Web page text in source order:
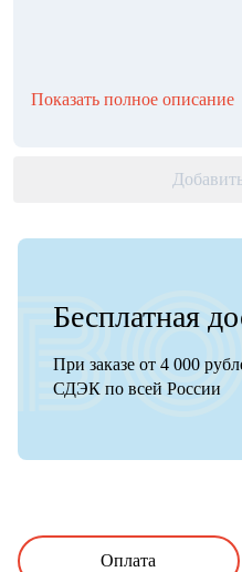
Показать полное описание
Бесплатная
При заказе от 4 000
СДЭК по всей России
Оплата